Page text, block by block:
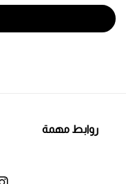
روابط مهمة